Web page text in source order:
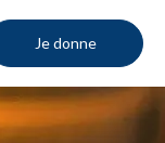
Je donne